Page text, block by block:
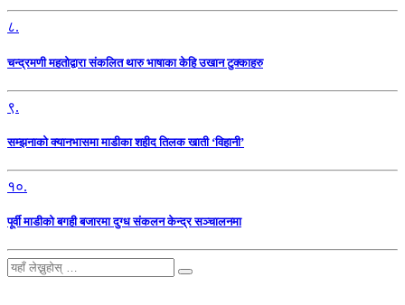
८.
चन्द्रमणी महतोद्वारा संकलित थारु भाषाका केहि उखान टुक्काहरु
९.
सम्झनाको क्यानभासमा माडीका शहीद तिलक खाती ‘विहानी’
१०.
पूर्वी माडीको बगही बजारमा दुग्ध संकलन केन्द्र सञ्चालनमा